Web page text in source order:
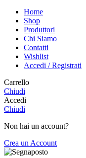
Home
Shop
Produttori
Chi Siamo
Contatti
Wishlist
Accedi / Registrati
Carrello
Chiudi
Accedi
Chiudi
Non hai un account?
Crea un Account